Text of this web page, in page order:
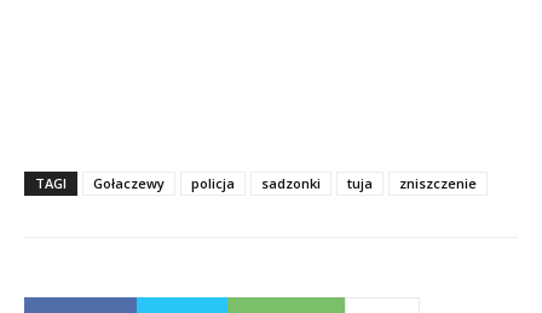
TAGI Gołaczewy policja sadzonki tuja zniszczenie